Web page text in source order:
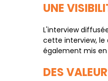
UNE
L'interview
cette interview, le
également mis
DES